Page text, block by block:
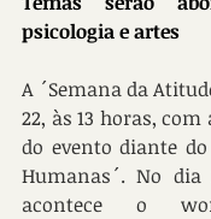
psicologia e artes
A ´Semana da
22, às 13 horas,
do evento diante do
Humanas´. No dia
acontece o